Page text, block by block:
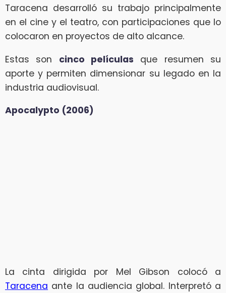
Taracena desarrolló su trabajo principalmente
en el cine y el teatro, con participaciones que lo
colocaron en proyectos de alto alcance.
Estas son cinco películas que resumen su
aporte y permiten dimensionar su legado en la
industria audiovisual.
Apocalypto (2006)
La cinta dirigida por Mel Gibson colocó a
Taracena ante la audiencia global. Interpretó a